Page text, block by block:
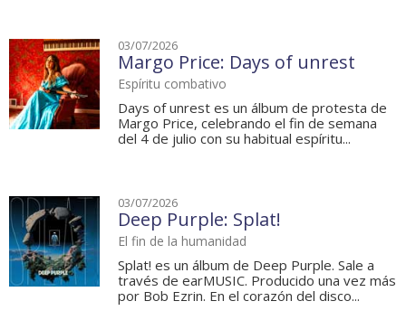
03/07/2026
Margo Price: Days of unrest
Espíritu combativo
Days of unrest es un álbum de protesta de
Margo Price, celebrando el fin de semana
del 4 de julio con su habitual espíritu...
03/07/2026
Deep Purple: Splat!
El fin de la humanidad
Splat! es un álbum de Deep Purple. Sale a
través de earMUSIC. Producido una vez más
por Bob Ezrin. En el corazón del disco...